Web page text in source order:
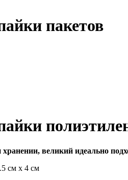
пакетов
великий идеально
см х 4 см